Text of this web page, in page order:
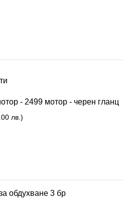
- 2499 мотор - черен гланц
лв.)
обдухване 3 бр